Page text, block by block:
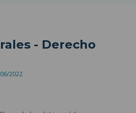
- Derecho
2022